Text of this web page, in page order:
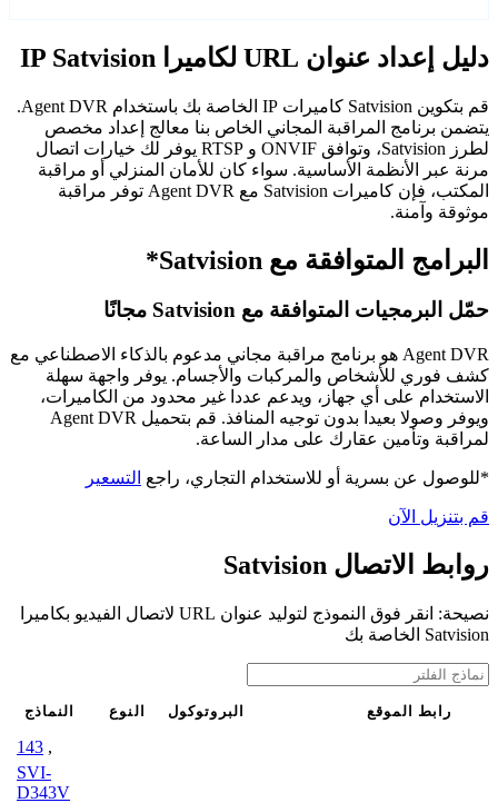
دليل إعداد عنوان URL لكاميرا IP Satvision
قم بتكوين Satvision كاميرات IP الخاصة بك باستخدام Agent DVR.
يتضمن برنامج المراقبة المجاني الخاص بنا معالج إعداد مخصص
لطرز Satvision، وتوافق ONVIF و RTSP يوفر لك خيارات اتصال
مرنة عبر الأنظمة الأساسية. سواء كان للأمان المنزلي أو مراقبة
المكتب، فإن كاميرات Satvision مع Agent DVR توفر مراقبة
موثوقة وآمنة.
البرامج المتوافقة مع Satvision*
حمّل البرمجيات المتوافقة مع Satvision مجانًا
Agent DVR هو برنامج مراقبة مجاني مدعوم بالذكاء الاصطناعي مع
كشف فوري للأشخاص والمركبات والأجسام. يوفر واجهة سهلة
الاستخدام على أي جهاز، ويدعم عددا غير محدود من الكاميرات،
ويوفر وصولا بعيدا بدون توجيه المنافذ. قم بتحميل Agent DVR
لمراقبة وتأمين عقارك على مدار الساعة.
*للوصول عن بسرية أو للاستخدام التجاري، راجع التسعير
قم بتنزيل الآن
روابط الاتصال Satvision
نصيحة: انقر فوق النموذج لتوليد عنوان URL لاتصال الفيديو بكاميرا
Satvision الخاصة بك
النماذج النوع البروتوكول رابط الموقع
143 ,
SVI-
D343V